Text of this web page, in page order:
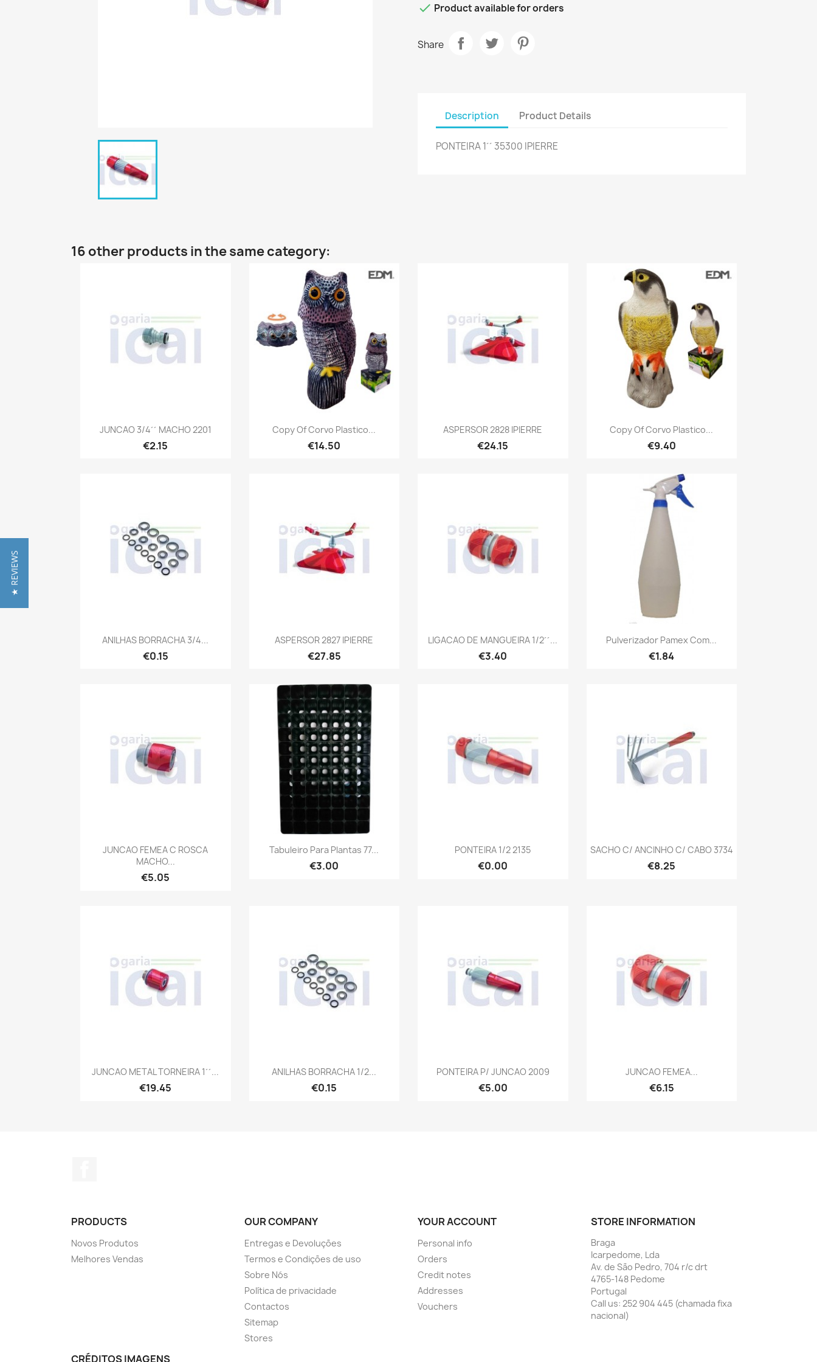
 Product available for orders
Share
Description Product Details
PONTEIRA 1´´ 35300 IPIERRE
16 other products in the same category:
JUNCAO 3/4´´ MACHO 2201
€2.15
Quick view Copy Of Corvo Plastico...
€14.50
Quick view ASPERSOR 2828 IPIERRE
€24.15
Quick view Copy Of Corvo Plastico...
€9.40
Quick view
ANILHAS BORRACHA 3/4...
€0.15
Quick view ASPERSOR 2827 IPIERRE
€27.85
Quick view LIGACAO DE MANGUEIRA 1/2´´...
€3.40
Quick view Pulverizador Pamex Com...
€1.84
Quick view
JUNCAO FEMEA C ROSCA
MACHO...
€5.05
Quick view Tabuleiro Para Plantas 77...
€3.00
Quick view PONTEIRA 1/2 2135
€0.00
Quick view SACHO C/ ANCINHO C/ CABO 3734
€8.25
Quick view
JUNCAO METAL TORNEIRA 1´´...
€19.45
Quick view ANILHAS BORRACHA 1/2...
€0.15
Quick view PONTEIRA P/ JUNCAO 2009
€5.00
Quick view JUNCAO FEMEA...
€6.15
Quick view
PRODUCTS
Novos Produtos
Melhores Vendas
OUR COMPANY
Entregas e Devoluções
Termos e Condições de uso
Sobre Nós
Política de privacidade
Contactos
Sitemap
Stores
CRÉDITOS IMAGENS
YOUR ACCOUNT
Personal info
Orders
Credit notes
Addresses
Vouchers
STORE INFORMATION
Braga
Icarpedome, Lda
Av. de São Pedro, 704 r/c drt
4765-148 Pedome
Portugal
Call us: 252 904 445 (chamada fixa
nacional)
★ REVIEWS